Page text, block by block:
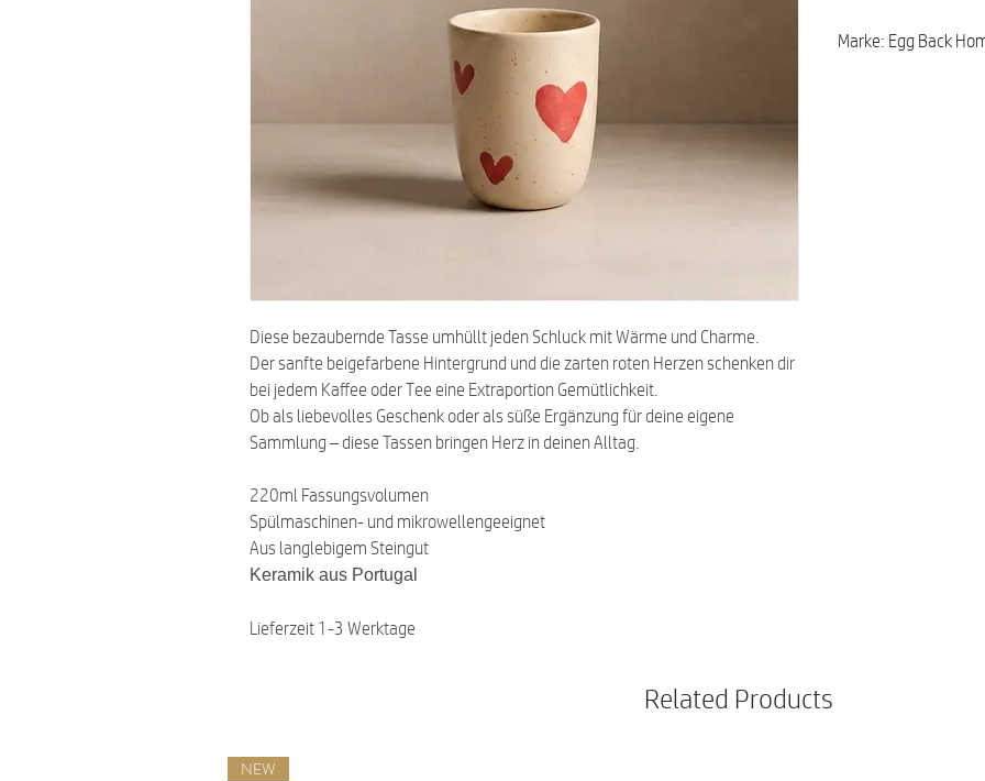
Diese bezaubernde Tasse umhüllt jeden Schluck mit Wärme und Charme.
Der sanfte beigefarbene Hintergrund und die zarten roten Herzen schenken dir
bei jedem Kaffee oder Tee eine Extraportion Gemütlichkeit.
Ob als liebevolles Geschenk oder als süße Ergänzung für deine eigene
Sammlung – diese Tassen bringen Herz in deinen Alltag.
220ml Fassungsvolumen
Spülmaschinen- und mikrowellengeeignet
Aus langlebigem Steingut
Keramik aus Portugal
Lieferzeit 1-3 Werktage
Marke: Egg Back
Related Products
NEW